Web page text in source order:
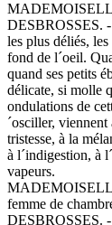
DESBROSSES. -
les plus déliés,
fond de l´oeil.
quand ses petits
délicate, si molle
ondulations de
´osciller, viennent
tristesse, à la
à l´indigestion, à
vapeurs.
femme de
DESBROSSES. -